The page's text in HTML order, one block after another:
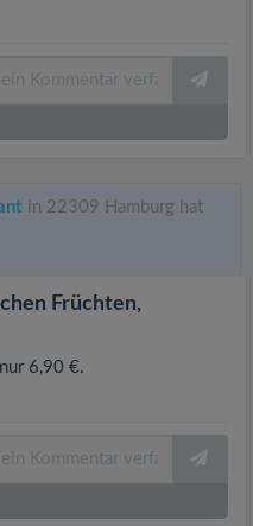
in 22309 Hamburg hat
Früchten,
6,90 €.